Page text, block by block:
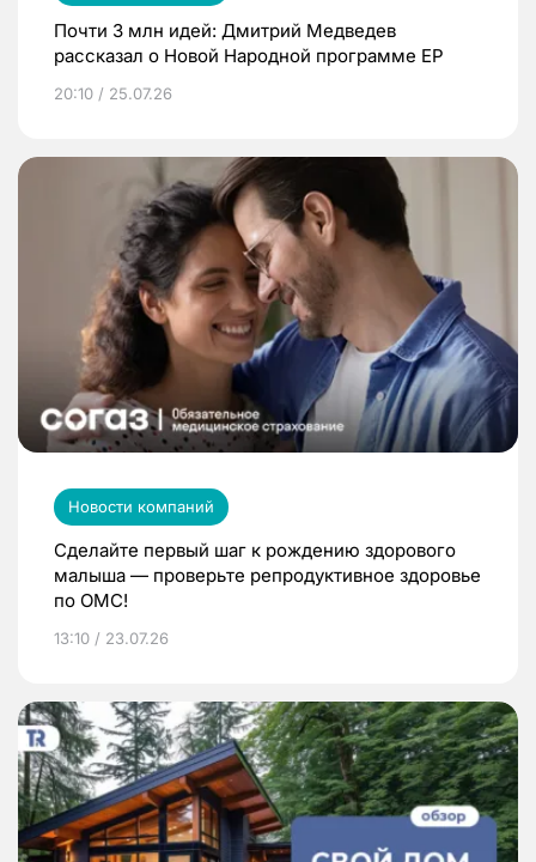
Почти 3 млн идей: Дмитрий Медведев
рассказал о Новой Народной программе ЕР
20:10 / 25.07.26
Новости компаний
Сделайте первый шаг к рождению здорового
малыша — проверьте репродуктивное здоровье
по ОМС!
13:10 / 23.07.26